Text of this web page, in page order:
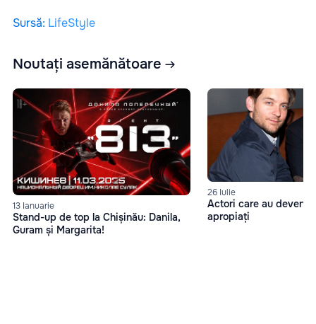
Sursă: LifeStyle
Noutați asemănătoare
13 Ianuarie
Stand-up de top la Chișinău: Danila,
Guram și Margarita!
26 Iulie
Actori care au devenit
apropiați